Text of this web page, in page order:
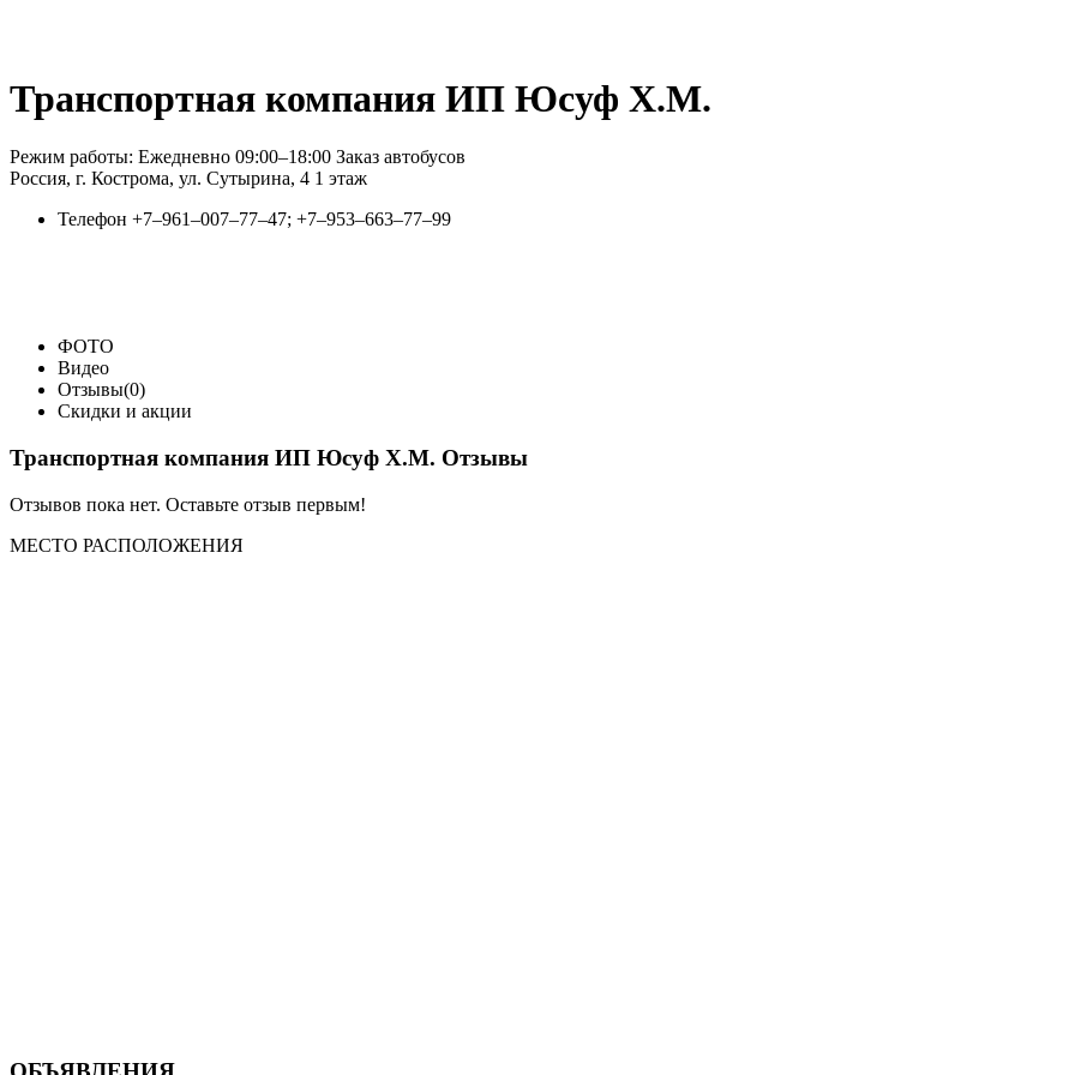
Транспортная компания ИП Юсуф Х.М.
Режим работы: Ежедневно 09:00–18:00 Заказ автобусов
Россия, г. Кострома, ул. Сутырина, 4 1 этаж
Телефон +7‒961‒007‒77‒47; +7‒953‒663‒77‒99
ФОТО
Видео
Отзывы(0)
Скидки и акции
Транспортная компания ИП Юсуф Х.М. Отзывы
Отзывов пока нет. Оставьте отзыв первым!
МЕСТО РАСПОЛОЖЕНИЯ